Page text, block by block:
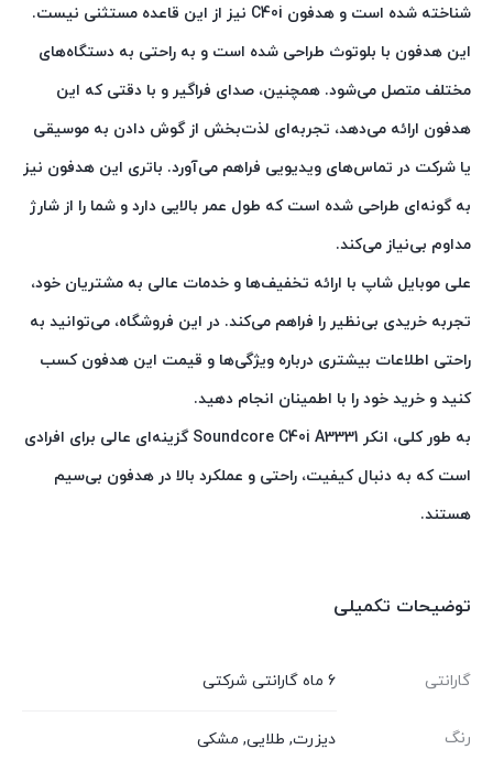
شناخته شده است و هدفون C40i نیز از این قاعده مستثنی نیست.
این هدفون با بلوتوث طراحی شده است و به راحتی به دستگاه‌های
مختلف متصل می‌شود. همچنین، صدای فراگیر و با دقتی که این
هدفون ارائه می‌دهد، تجربه‌ای لذت‌بخش از گوش دادن به موسیقی
یا شرکت در تماس‌های ویدیویی فراهم می‌آورد. باتری این هدفون نیز
به گونه‌ای طراحی شده است که طول عمر بالایی دارد و شما را از شارژ
مداوم بی‌نیاز می‌کند.
علی موبایل شاپ با ارائه تخفیف‌ها و خدمات عالی به مشتریان خود،
تجربه خریدی بی‌نظیر را فراهم می‌کند. در این فروشگاه، می‌توانید به
راحتی اطلاعات بیشتری درباره ویژگی‌ها و قیمت این هدفون کسب
کنید و خرید خود را با اطمینان انجام دهید.
به طور کلی، انکر Soundcore C40i A3331 گزینه‌ای عالی برای افرادی
است که به دنبال کیفیت، راحتی و عملکرد بالا در هدفون بی‌سیم
هستند.
توضیحات تکمیلی
گارانتی 6 ماه گارانتی شرکتی
رنگ دیزرت, طلایی, مشکی